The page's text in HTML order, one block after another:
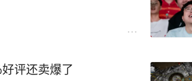
评还卖爆了